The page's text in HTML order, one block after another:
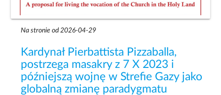
Na stronie od 2026-04-29
Kardynał Pierbattista Pizzaballa,
postrzega masakry z 7 X 2023 i
późniejszą wojnę w Strefie Gazy jako
globalną zmianę paradygmatu